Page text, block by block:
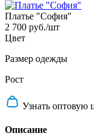
Платье "София"
2 700 руб./шт
Цвет
Размер одежды
Рост
Узнать оптовую
Описание